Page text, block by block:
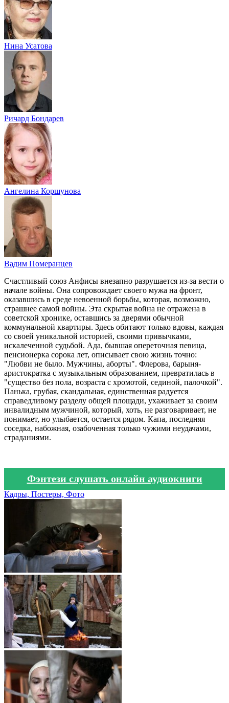
Нина Усатова
Ричард Бондарев
Ангелина Коршунова
Вадим Померанцев
Счастливый союз Анфисы внезапно разрушается из-за вести о
начале войны. Она сопровождает своего мужа на фронт,
оказавшись в среде невоенной борьбы, которая, возможно,
страшнее самой войны. Эта скрытая война не отражена в
советской хронике, оставшись за дверями обычной
коммунальной квартиры. Здесь обитают только вдовы, каждая
со своей уникальной историей, своими привычками,
искалеченной судьбой. Ада, бывшая опереточная певица,
пенсионерка сорока лет, описывает свою жизнь точно:
"Любви не было. Мужчины, аборты". Флерова, барыня-
аристократка с музыкальным образованием, превратилась в
"существо без пола, возраста с хромотой, сединой, палочкой".
Панька, грубая, скандальная, единственная радуется
справедливому разделу общей площади, ухаживает за своим
инвалидным мужчиной, который, хоть, не разговаривает, не
понимает, но улыбается, остается рядом. Капа, последняя
соседка, набожная, озабоченная только чужими неудачами,
страданиями.
Фэнтези слушать онлайн аудиокниги
Кадры, Постеры, Фото